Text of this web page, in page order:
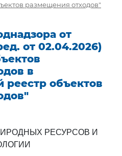
размещения отходов"
от
от 02.04.2026)
в
реестр объектов
РЕСУРСОВ И